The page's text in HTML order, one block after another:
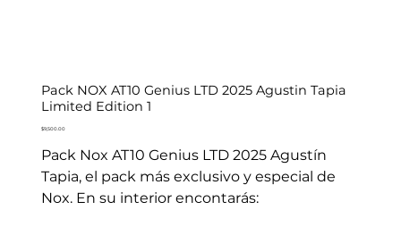
Pack NOX AT10 Genius LTD 2025 Agustin Tapia
Limited Edition 1
Precio
$9,500.00
Pack Nox AT10 Genius LTD 2025 Agustín
Tapia, el pack más exclusivo y especial de
Nox. En su interior encontarás: